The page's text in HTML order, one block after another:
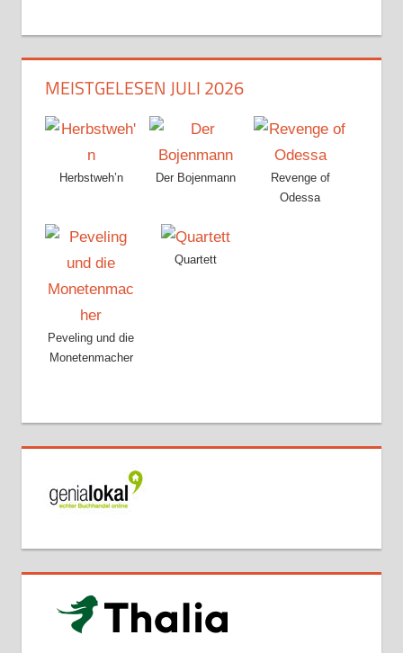
MEISTGELESEN JULI 2026
Herbstweh’n Der Bojenmann
Revenge of
Odessa
Peveling und die
Monetenmacher
Quartett